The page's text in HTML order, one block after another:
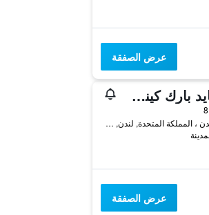
عرض الصفقة
ثيستل لندن هايد بارك كينسينجتون جاردنز
104 بايزووتر الطريق لندن ، المملكة المتحدة, لندن, المملكة المتحدة
عرض الصفقة